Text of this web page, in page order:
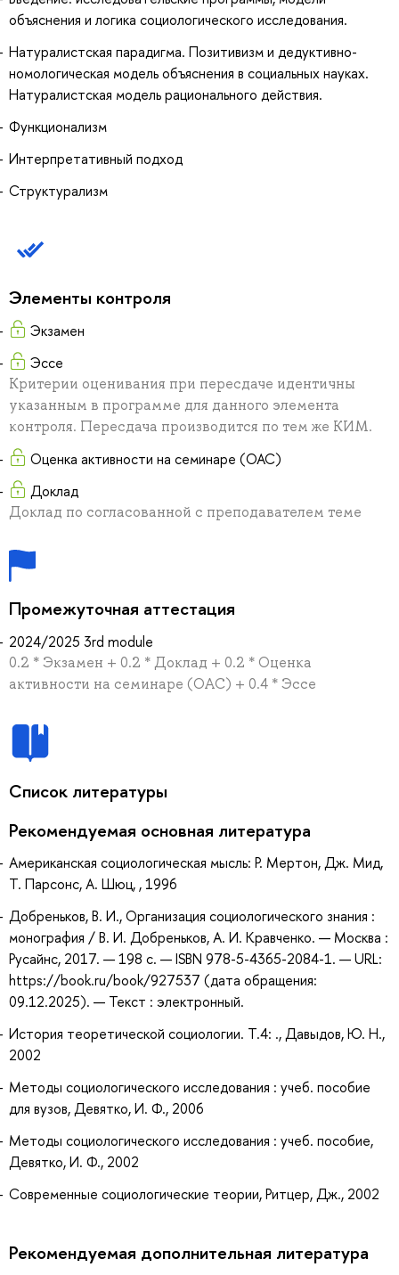
объяснения и логика социологического исследования.
Натуралистская парадигма. Позитивизм и дедуктивно-
номологическая модель объяснения в социальных науках.
Натуралистская модель рационального действия.
Функционализм
Интерпретативный подход
Структурализм
Элементы контроля
Экзамен
Эссе
Критерии оценивания при пересдаче идентичны
указанным в программе для данного элемента
контроля. Пересдача производится по тем же КИМ.
Оценка активности на семинаре (ОАС)
Доклад
Доклад по согласованной с преподавателем теме
Промежуточная аттестация
2024/2025 3rd module
0.2 * Экзамен + 0.2 * Доклад + 0.2 * Оценка
активности на семинаре (ОАС) + 0.4 * Эссе
Список литературы
Рекомендуемая основная литература
Американская социологическая мысль: Р. Мертон, Дж. Мид,
Т. Парсонс, А. Шюц, , 1996
Добреньков, В. И., Организация социологического знания :
монография / В. И. Добреньков, А. И. Кравченко. — Москва :
Русайнс, 2017. — 198 с. — ISBN 978-5-4365-2084-1. — URL:
https://book.ru/book/927537 (дата обращения:
09.12.2025). — Текст : электронный.
История теоретической социологии. Т.4: ., Давыдов, Ю. Н.,
2002
Методы социологического исследования : учеб. пособие
для вузов, Девятко, И. Ф., 2006
Методы социологического исследования : учеб. пособие,
Девятко, И. Ф., 2002
Современные социологические теории, Ритцер, Дж., 2002
Рекомендуемая дополнительная литература